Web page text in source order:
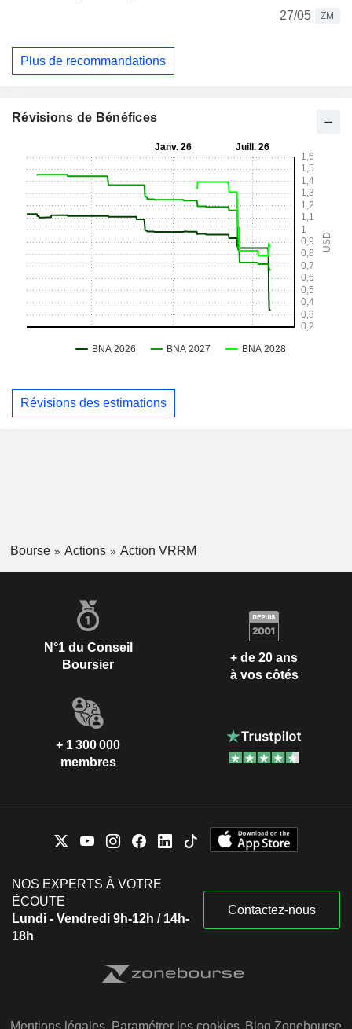
27/05
ZM
Plus de recommandations
Révisions de Bénéfices
Révisions des estimations
Bourse Actions Action VRRM
N°1 du Conseil
Boursier
+ de 20 ans
à vos côtés
+ 1 300 000
membres
NOS EXPERTS À VOTRE
ÉCOUTE
Lundi - Vendredi 9h-12h / 14h-
18h
Contactez-nous